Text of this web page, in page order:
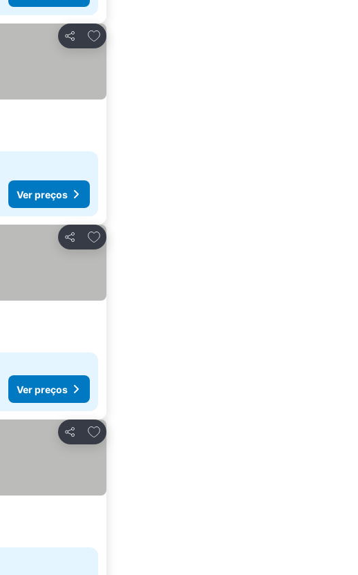
Partilhar
Adicionar aos favoritos
Ver preços
Partilhar
Adicionar aos favoritos
Ver preços
Partilhar
Adicionar aos favoritos